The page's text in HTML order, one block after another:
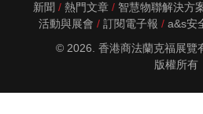
新聞 熱門文章 智慧物聯解決方
活動與展會
訂閱電子報 a&s安
© 2026. 香港商法蘭克福展覽
版權所有